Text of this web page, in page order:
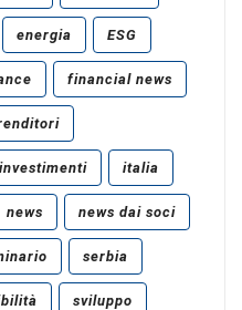
energia ESG
financial news
investimenti italia
news news dai soci
serbia
sviluppo